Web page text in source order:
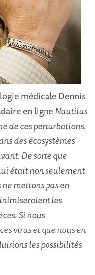
médicale Dennis
en ligneNautilus
de ces perturbations.
des écosystèmes
De sorte que
était non seulement
mettons pas en
les
Si nous
virus et que nous en
les possibilités